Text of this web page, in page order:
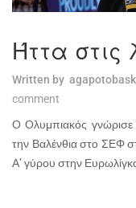
Ήττα στις
Written by
comment
Ο Ολυμπιακός γνώρισε
την Βαλένθια στο ΣΕΦ
Α’ γύρου στην